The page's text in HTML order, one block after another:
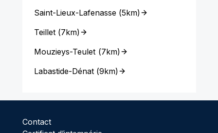
Saint-Lieux-Lafenasse(5km)
Teillet(7km)
Mouzieys-Teulet (7km)
Labastide-Dénat(9km)
Contact